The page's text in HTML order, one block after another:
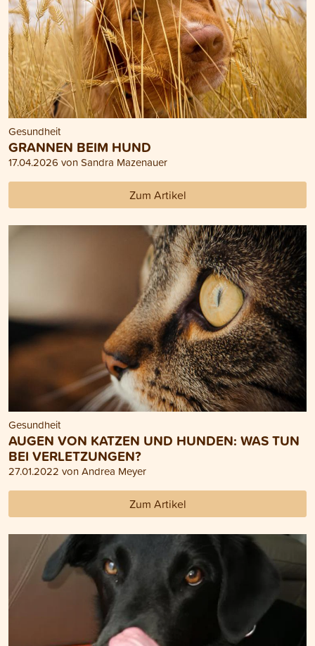
Gesundheit
GRANNEN BEIM HUND
17.04.2026 von Sandra Mazenauer
Zum Artikel
Gesundheit
AUGEN VON KATZEN UND HUNDEN: WAS TUN
BEI VERLETZUNGEN?
27.01.2022 von Andrea Meyer
Zum Artikel